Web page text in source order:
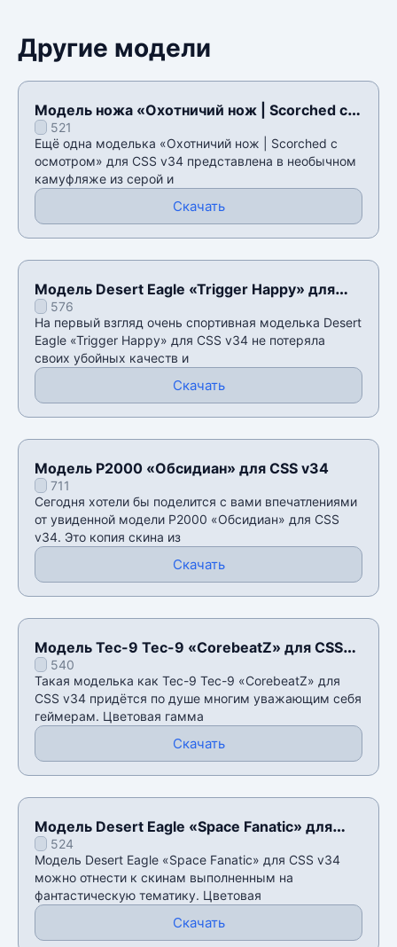
Другие модели
Модель ножа «Охотничий нож | Scorched с
осмотром» для CSS v34
521
Ещё одна моделька «Охотничий нож | Scorched с
осмотром» для CSS v34 представлена в необычном
камуфляже из серой и
Скачать
Модель Desert Eagle «Trigger Happy» для
CSS v34
576
На первый взгляд очень спортивная моделька Desert
Eagle «Trigger Happy» для CSS v34 не потеряла
своих убойных качеств и
Скачать
Модель P2000 «Обсидиан» для CSS v34
711
Сегодня хотели бы поделится с вами впечатлениями
от увиденной модели P2000 «Обсидиан» для CSS
v34. Это копия скина из
Скачать
Модель Tec-9 Tec-9 «CorebeatZ» для CSS
v34540
Такая моделька как Tec-9 Tec-9 «CorebeatZ» для
CSS v34 придётся по душе многим уважающим себя
геймерам. Цветовая гамма
Скачать
Модель Desert Eagle «Space Fanatic» для
CSS v34
524
Модель Desert Eagle «Space Fanatic» для CSS v34
можно отнести к скинам выполненным на
фантастическую тематику. Цветовая
Скачать